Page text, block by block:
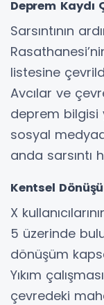
Deprem Kaydı
Sarsıntının
listesine
Avcılar ve
deprem bilgisi
sosyal
anda sarsıntı
Kentsel
X
5 üzerinde
dönüşüm
Yıkım
çevredeki